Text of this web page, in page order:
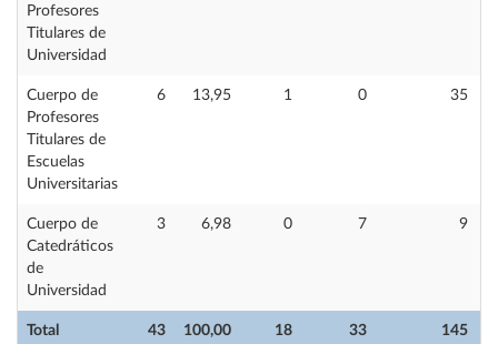
Total
43 100,00 18 33 145
Profesores
Titulares de
Universidad
Cuerpo de
Profesores
Titulares de
Escuelas
Universitarias
6 13,95 1 0 35
Cuerpo de
Catedráticos
de
Universidad
3 6,98 0 7 9